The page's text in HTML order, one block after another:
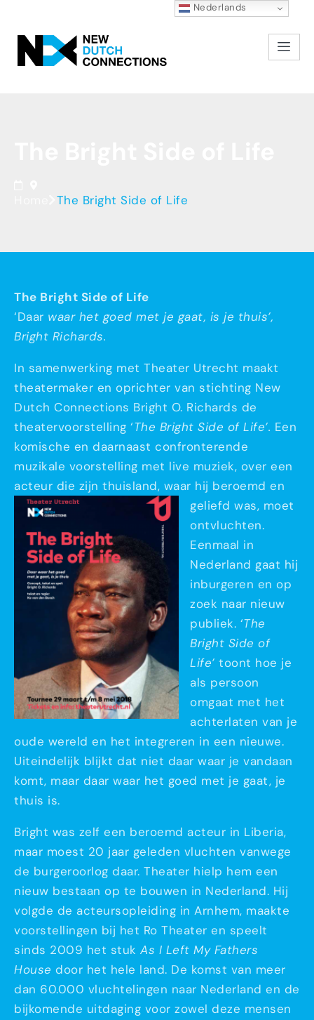
The Bright Side of Life
The Bright Side of Life
‘Daar waar het goed met je gaat, is je thuis’,
Bright Richards.
In samenwerking met Theater Utrecht maakt
theatermaker en oprichter van stichting New
Dutch Connections Bright O. Richards de
theatervoorstelling ‘The Bright Side of Life’. Een
komische en daarnaast confronterende
muzikale voorstelling met live muziek, over een
acteur die zijn thuisland, waar hij beroemd en
geliefd was, moet
ontvluchten.
Eenmaal in
Nederland gaat hij
inburgeren en op
zoek naar nieuw
publiek. ‘The
Bright Side of
Life’ toont hoe je
als persoon
omgaat met het
achterlaten van je
oude wereld en het integreren in een nieuwe.
Uiteindelijk blijkt dat niet daar waar je vandaan
komt, maar daar waar het goed met je gaat, je
thuis is.
Bright was zelf een beroemd acteur in Liberia,
maar moest 20 jaar geleden vluchten vanwege
de burgeroorlog daar. Theater hielp hem een
nieuw bestaan op te bouwen in Nederland. Hij
volgde de acteursopleiding in Arnhem, maakte
voorstellingen bij het Ro Theater en speelt
sinds 2009 het stuk As I Left My Fathers
House door het hele land. De komst van meer
dan 60.000 vluchtelingen naar Nederland en de
bijkomende uitdaging voor zowel deze mensen
Nederlands